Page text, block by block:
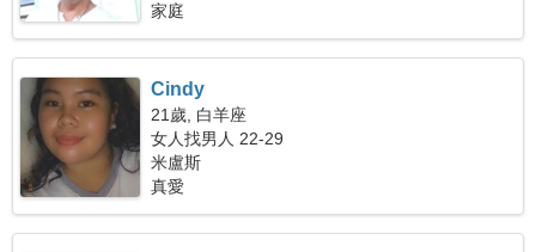
家庭
Cindy
21歲, 白羊座
女人找男人 22-29
米盧斯
真愛